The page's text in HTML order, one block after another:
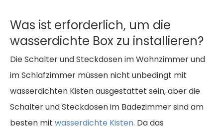
Was ist erforderlich, um die
wasserdichte Box zu installieren?
Die Schalter und Steckdosen im Wohnzimmer und
im Schlafzimmer müssen nicht unbedingt mit
wasserdichten Kisten ausgestattet sein, aber die
Schalter und Steckdosen im Badezimmer sind am
besten mit wasserdichte Kisten. Da das